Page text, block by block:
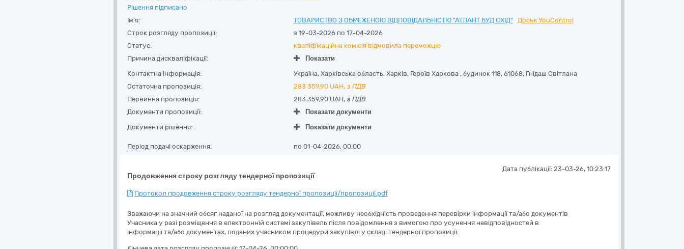
Рішення підписано
Ім'я:
ТОВАРИСТВО З ОБМЕЖЕНОЮ ВІДПОВІДАЛЬНІСТЮ "АТЛАНТ БУД СХІД"
Досьє YouControl
Строк розгляду пропозиції:
з 19-03-2026 по 17-04-2026
Статус:
кваліфікаційна комісія відмовила переможцю
Причина дискваліфікації:
Показати
Контактна інформація:
Україна, Харківська область, Харків, Героїв Харкова , будинок 118, 61068, Гнідаш Світлана
Остаточна пропозиція:
283 359,90 UAH, з ПДВ
Первинна пропозиція:
283 359,90 UAH, з ПДВ
Документи пропозиції:
Показати документи
Документи рішення:
Показати документи
Період подачі оскарження: по 01-04-2026, 00:00
Продовження строку розгляду тендерної пропозиції
Дата публікації: 23-03-26, 10:23:17
Протокол продовження строку розгляду тендерної пропозиції/пропозиції.pdf
Зважаючи на значний обсяг наданої на розгляд документації, можливу необхідність проведення перевірки інформації та/або документів
Учасника у разі розміщення в електронній системі закупівель після повідомлення з вимогою про усунення невідповідностей в
інформації та/або документах, поданих учасником процедури закупівлі у складі тендерної пропозиції.